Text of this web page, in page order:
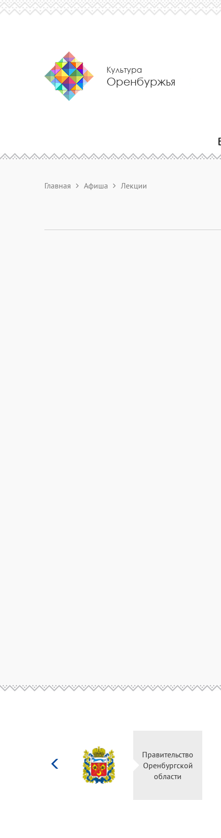
Культура
Оренбуржья
Главная Афиша Лекции
Правительство
Оренбургской
области